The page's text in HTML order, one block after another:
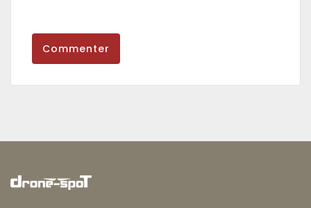
Commenter